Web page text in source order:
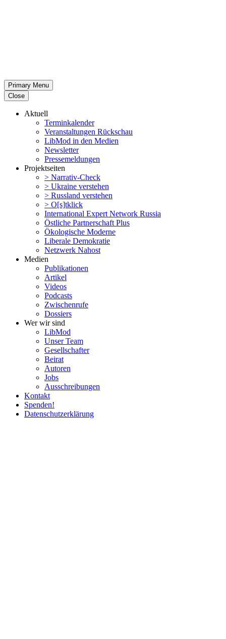
Primary Menu
Close
Aktuell
Termin­ka­lender
Veran­stal­tungen Rückschau
LibMod in den Medien
Newsletter
Presse­mel­dungen
Projekt­seiten
> Narrativ-Check
> Ukraine verstehen
> Russland verstehen
> O[s]tklick
Inter­na­tional Expert Network Russia
Östliche Partner­schaft Plus
Ökolo­gische Moderne
Liberale Demokratie
Netzwerk Nahost
Medien
Publi­ka­tionen
Artikel
Videos
Podcasts
Zwischenrufe
Dossiers
Wer wir sind
LibMod
Unser Team
Gesell­schafter
Beirat
Autoren
Jobs
Ausschrei­bungen
Kontakt
Spenden!
Daten­schutz­er­klärung